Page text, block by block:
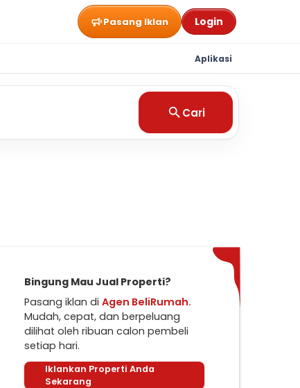
Pasang Iklan Login
Aplikasi
Cari
Bingung Mau Jual Properti?
Pasang iklan di Agen BeliRumah.
Mudah, cepat, dan berpeluang
dilihat oleh ribuan calon pembeli
setiap hari.
Iklankan Properti Anda
Sekarang